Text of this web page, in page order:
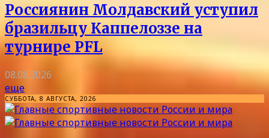
Россиянин Молдавский уступил
бразильцу Каппелоззе на
турнире PFL
08.08.2026
еще
СУББОТА, 8 АВГУСТА, 2026